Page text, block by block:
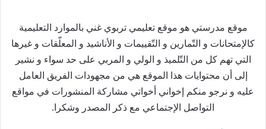
موقع مدرستي هو موقع تعليمي تربوي غني بالموارد التعليمية
كالإمتحانات و التّمارين و التّقييمات و الأناشيد و المعلّقات و غيرها
التي تهم كل من التّلميذ و الولي و المربي على حد سواء و نشير
إلى أن محتوايات هذا الموقع هي من مجهودات الفريق العامل
عليه و نرجو منكم إخواني أخواتي مشاركة المنشورات في مواقع
التواصل الإجتماعي مع ذكر المصدر وشكرا.